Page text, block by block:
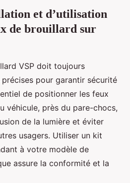
et d’utilisation
de brouillard sur
VSP doit toujours
pour garantir sécurité
de positionner les feux
véhicule, près du pare-chocs,
de la lumière et éviter
usagers. Utiliser un kit
à votre modèle de
assure la conformité et la